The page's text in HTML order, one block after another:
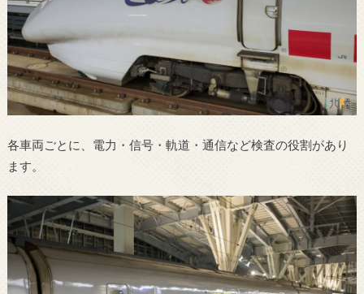
各車両ごとに、電力・信号・軌道・通信など検査の役割があり
ます。